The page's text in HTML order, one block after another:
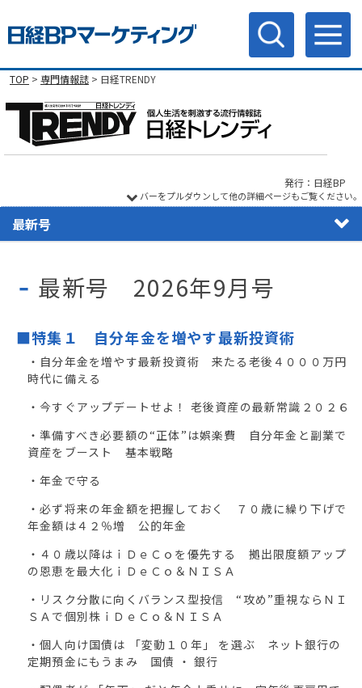
TOP > 専門情報誌 > 日経TRENDY
発行：日経BP
バーをプルダウンして他の詳細ページもご覧ください。
最新号
最新号 2026年9月号
■特集１ 自分年金を増やす最新投資術
・自分年金を増やす最新投資術 来たる老後４０００万円
時代に備える
・今すぐアップデートせよ！ 老後資産の最新常識２０２６
・準備すべき必要額の“正体”は娯楽費 自分年金と副業で
資産をブースト 基本戦略
・年金で守る
・必ず将来の年金額を把握しておく ７０歳に繰り下げで
年金額は４２％増 公的年金
・４０歳以降はｉＤｅＣｏを優先する 拠出限度額アップ
の恩恵を最大化ｉＤｅＣｏ＆ＮＩＳＡ
・リスク分散に向くバランス型投信 “攻め”重視ならＮＩ
ＳＡで個別株ｉＤｅＣｏ＆ＮＩＳＡ
・個人向け国債は 「変動１０年」 を選ぶ ネット銀行の
定期預金にもうまみ 国債 ・ 銀行